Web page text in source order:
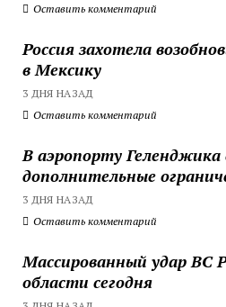
Оставить комментарий
Россия захотела
в Мексику
3 ДНЯ НАЗАД
Оставить комментарий
В аэропорту Геленджика
дополнительные
3 ДНЯ НАЗАД
Оставить комментарий
Массированный удар ВС
области сегодня